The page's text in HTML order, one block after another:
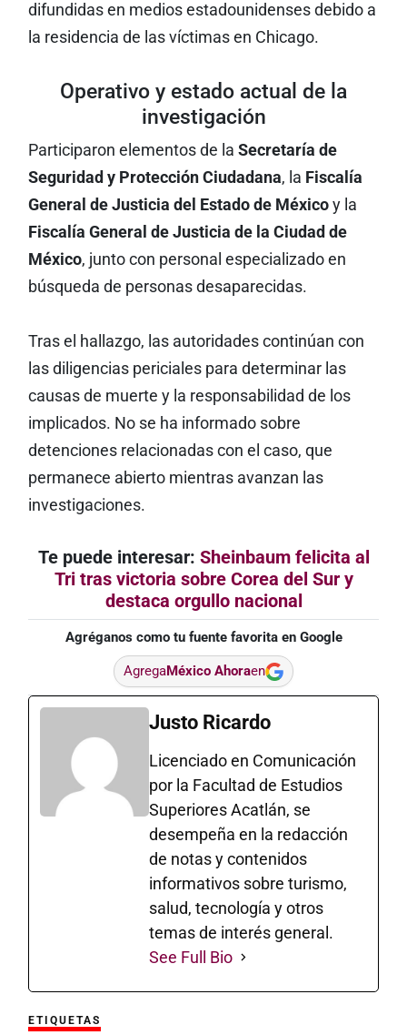
difundidas en medios estadounidenses debido a
la residencia de las víctimas en Chicago.
Operativo y estado actual de la
investigación
Participaron elementos de la Secretaría de
Seguridad y Protección Ciudadana, la Fiscalía
General de Justicia del Estado de Méxicoy la
Fiscalía General de Justicia de la Ciudad de
México, junto con personal especializado en
búsqueda de personas desaparecidas.
Tras el hallazgo, las autoridades continúan con
las diligencias periciales para determinar las
causas de muerte y la responsabilidad de los
implicados. No se ha informado sobre
detenciones relacionadas con el caso, que
permanece abierto mientras avanzan las
investigaciones.
Te puede interesar: Sheinbaum felicita al
Tri tras victoria sobre Corea del Sur y
destaca orgullo nacional
Agréganos como tu fuente favorita en Google
AgregaMéxico Ahoraen
Justo Ricardo
Licenciado en Comunicación
por la Facultad de Estudios
Superiores Acatlán, se
desempeña en la redacción
de notas y contenidos
informativos sobre turismo,
salud, tecnología y otros
temas de interés general.
See Full Bio
ETIQUETAS